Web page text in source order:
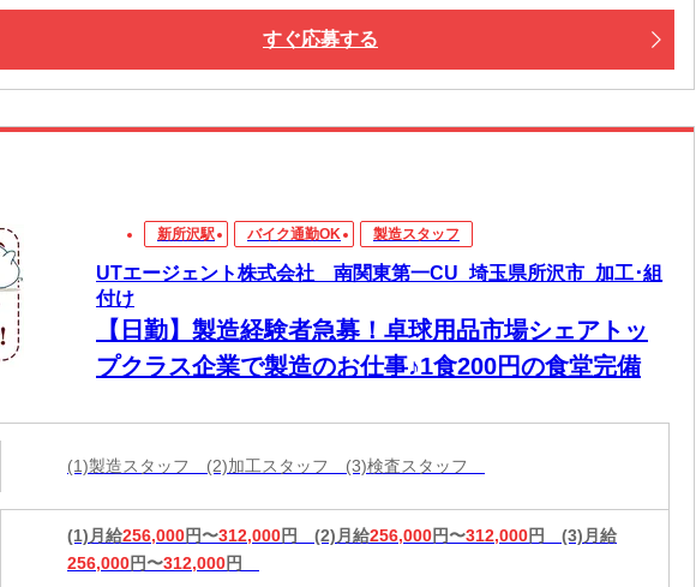
すぐ応募する
新所沢駅 バイク通勤OK 製造スタッフ
UTエージェント株式会社 南関東第一CU_埼玉県所沢市_加工･組
付け
【日勤】製造経験者急募！卓球用品市場シェアトッ
プクラス企業で製造のお仕事♪1食200円の食堂完備
(1)製造スタッフ (2)加工スタッフ (3)検査スタッフ
(1)月給256,000円〜312,000円 (2)月給256,000円〜312,000円
(3)月給
256,000円〜312,000円